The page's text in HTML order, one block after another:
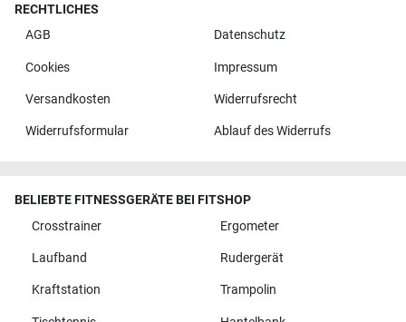
RECHTLICHES
AGB
Datenschutz
Cookies Impressum
Versandkosten Widerrufsrecht
Widerrufsformular Ablauf des Widerrufs
BELIEBTE FITNESSGERÄTE BEI FITSHOP
Crosstrainer
Ergometer
Laufband Rudergerät
Kraftstation Trampolin